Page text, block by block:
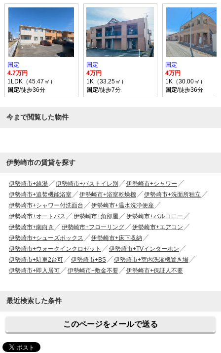
国定
4.7万円
1LDK（45.47㎡）
国定/徒歩36分
国定
4万円
1K（33.25㎡）
国定/徒歩7分
国定
4万円
1K（30.00㎡）
国定/徒歩36分
今まで閲覧した物件
伊勢崎市の賃貸を探す
伊勢崎市+給湯 伊勢崎市+バストイレ別
伊勢崎市+シャワー
伊勢崎市+追焚機能浴室
伊勢崎市+浴室乾燥機
伊勢崎市+洗面所独立
伊勢崎市+シャワー付洗面台
伊勢崎市+温水洗浄便座
伊勢崎市+オートバス
伊勢崎市+角部屋
伊勢崎市+バルコニー
伊勢崎市+南向き
伊勢崎市+フローリング
伊勢崎市+エアコン
伊勢崎市+シューズボックス
伊勢崎市+床下収納
伊勢崎市+ウォークインクロゼット
伊勢崎市+TVインターホン
伊勢崎市+駐車2台可
伊勢崎市+BS
伊勢崎市+室内洗濯機置き場
伊勢崎市+即入居可
伊勢崎市+敷金不要 伊勢崎市+保証人不要
最近検索した条件
このページをメールで送る